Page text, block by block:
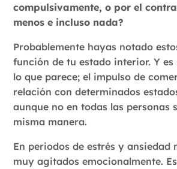
compulsivamente, o por el
menos e incluso nada?
Probablemente hayas notado
función de tu estado interior. Y es
lo que parece; el impulso de
relación con determinados
aunque no en todas las personas
misma manera.
En periodos de estrés y ansiedad
muy agitados emocionalmente.